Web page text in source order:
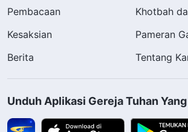
Pembacaan
Khotbah
Kesaksian
Pameran
Berita
Tentang
Unduh Aplikasi Gereja Tuhan